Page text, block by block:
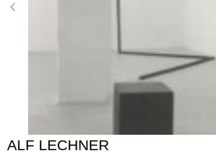
ALF LECHNER